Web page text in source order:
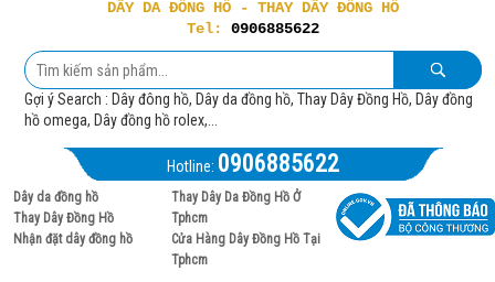
DÂY DA ĐỒNG HỒ - THAY DÂY ĐỒNG HỒ
Tel: 0906885622
Gợi ý Search : Dây đông hồ, Dây da đồng hồ, Thay Dây Đồng Hồ, Dây đồng
hồ omega, Dây đồng hồ rolex,...
Hotline: 0906885622
Dây da đồng hồ
Thay Dây Đồng Hồ
Nhận đặt dây đồng hồ
Thay Dây Da Đồng Hồ Ở
Tphcm
Cửa Hàng Dây Đồng Hồ Tại
Tphcm